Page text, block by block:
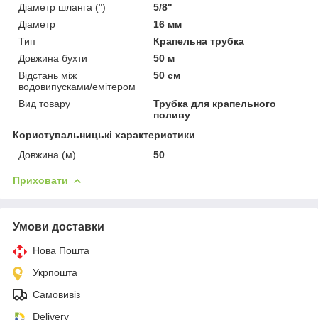
Діаметр шланга (")
5/8"
Діаметр
16 мм
Тип
Крапельна трубка
Довжина бухти
50 м
Відстань між
водовипусками/емітером
50 см
Вид товару
Трубка для крапельного
поливу
Користувальницькі характеристики
Довжина (м)
50
Приховати
Умови доставки
Нова Пошта
Укрпошта
Самовивіз
Delivery